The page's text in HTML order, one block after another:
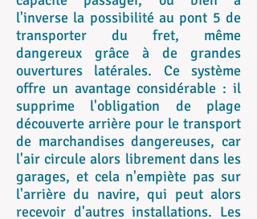
l'inverse la possibilité au pont 5 de
transporter du fret, même
dangereux grâce à de grandes
ouvertures latérales. Ce système
offre un avantage considérable : il
supprime l'obligation de plage
découverte arrière pour le transport
de marchandises dangereuses, car
l'air circule alors librement dans les
garages, et cela n'empiète pas sur
l'arrière du navire, qui peut alors
recevoir d'autres installations. Les